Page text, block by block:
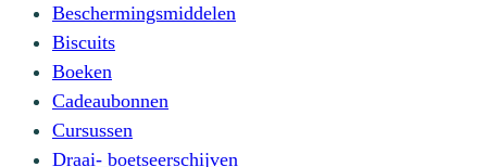
Beschermingsmiddelen
Biscuits
Boeken
Cadeaubonnen
Cursussen
Draai- boetseerschijven